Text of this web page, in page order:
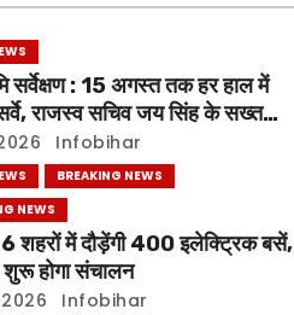
सर्वेक्षण : 15 अगस्त तक हर हाल में
राजस्व सचिव जय सिंह के सख्त
Infobihar
BREAKING NEWS
NEWS
6 शहरों में दौड़ेंगी 400 इलेक्ट्रिक बसें,
होगा संचालन
Infobihar